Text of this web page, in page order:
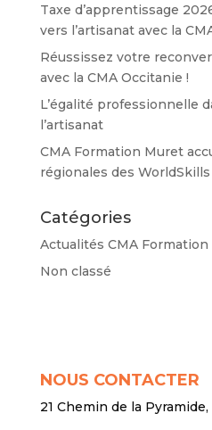
Taxe d’apprentissage
vers l’artisanat avec la
Réussissez votre
avec la CMA Occitanie !
L’égalité professionnelle
l’artisanat
CMA Formation Muret
régionales des WorldSkills
Catégories
Actualités CMA
Non classé
NOUS CONTACTER
21 Chemin de la